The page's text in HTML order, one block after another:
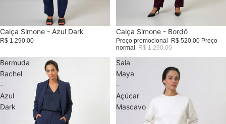
Calça Simone - Azul Dark
R$ 1.290,00
Promoção
Calça Simone - Bordô
Preço promocional R$ 520,00 Preço
normal R$ 1.290,00
Bermuda
Rachel
-
Azul
Dark
Saia
Maya
-
Açúcar
Mascavo